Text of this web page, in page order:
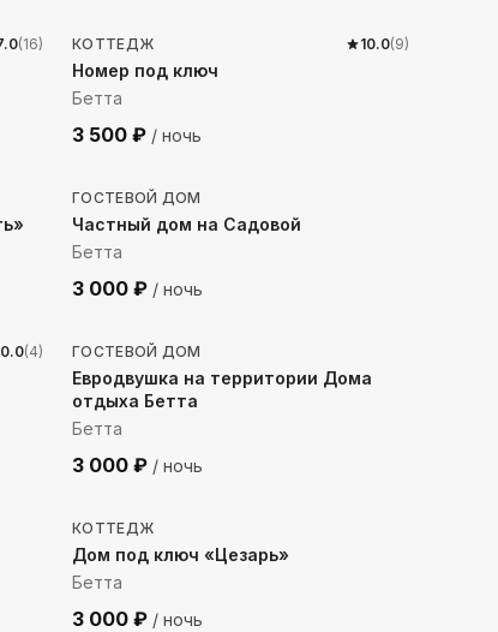
(16) КОТТЕДЖ 10.0(9)
Номер под ключ
Бетта
3 500 ₽ / ночь
353м до моря
ГОСТЕВОЙ ДОМ
Частный дом на Садовой
Бетта
3 000 ₽ / ночь
(4)
466м до моря
ГОСТЕВОЙ ДОМ
Евродвушка на территории Дома
отдыха Бетта
Бетта
3 000 ₽ / ночь
702м до моря
КОТТЕДЖ
Дом под ключ «Цезарь»
Бетта
3 000 ₽ / ночь